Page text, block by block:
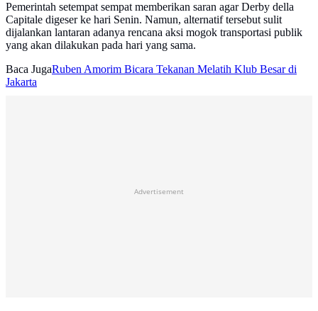
Pemerintah setempat sempat memberikan saran agar Derby della
Capitale digeser ke hari Senin. Namun, alternatif tersebut sulit
dijalankan lantaran adanya rencana aksi mogok transportasi publik
yang akan dilakukan pada hari yang sama.
Baca JugaRuben Amorim Bicara Tekanan Melatih Klub Besar di
Jakarta
Advertisement